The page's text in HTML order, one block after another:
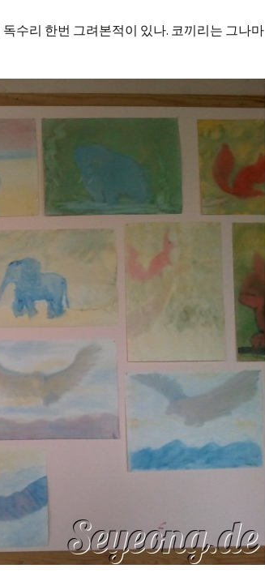
수리 한번 그려본적이 있나. 코끼리는 그나마